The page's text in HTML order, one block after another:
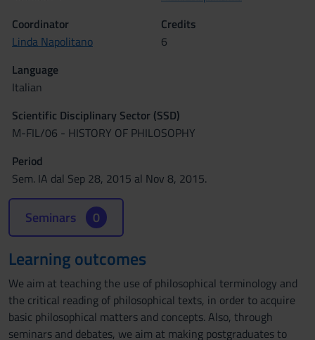
Coordinator
Linda Napolitano
Credits
6
Language
Italian
Scientific Disciplinary Sector (SSD)
M-FIL/06 - HISTORY OF PHILOSOPHY
Period
Sem. IA dal Sep 28, 2015 al Nov 8, 2015.
Seminars 0
Learning outcomes
We aim at teaching the use of philosophical terminology and
the critical reading of philosophical texts, in order to acquire
basic philosophical matters and concepts. Also, through
seminars and debates, we aim at making postgraduates to